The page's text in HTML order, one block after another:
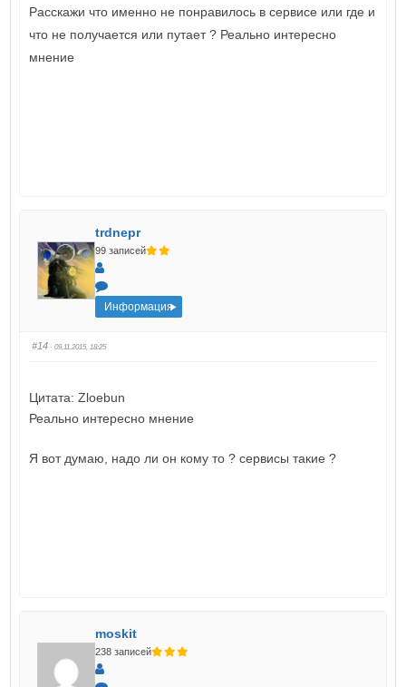
Расскажи что именно не понравилось в сервисе или где и
что не получается или путает ? Реально интересно
мнение
trdnepr
99 записей
Информация
#14 · 09.11.2015, 18:25
Цитата: Zloebun
Реально интересно мнение
Я вот думаю, надо ли он кому то ? сервисы такие ?
moskit
238 записей